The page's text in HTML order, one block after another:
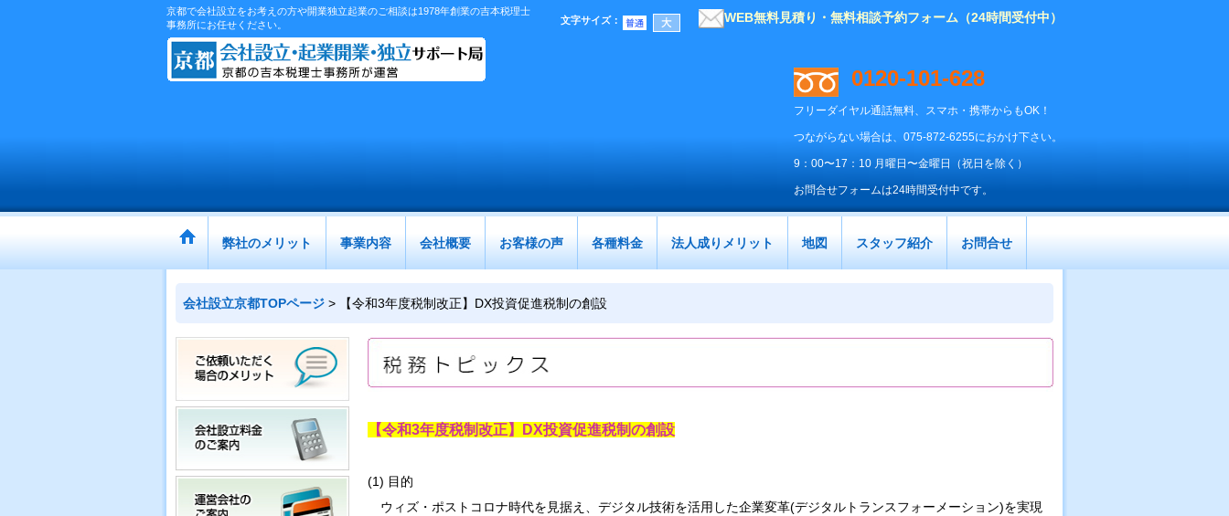
京都で会社設立をお考えの方や開業独立起業のご相談は1978年創業の吉本税理士
事務所にお任せください。
WEB無料見積り・無料相談予約フォーム（24時間受付中）
文字サイズ：
0120-101-628
フリーダイヤル通話無料、スマホ・携帯からもOK！
つながらない場合は、075-872-6255におかけ下さい。
9：00〜17：10 月曜日〜金曜日（祝日を除く）
お問合せフォームは24時間受付中です。
弊社のメリット 事業内容 会社概要 お客様の声 各種料金 法人成りメリット 地図 スタッフ紹介 お問合せ
会社設立京都TOPページ > 【令和3年度税制改正】DX投資促進税制の創設
【令和3年度税制改正】DX投資促進税制の創設
(1) 目的
ウィズ・ポストコロナ時代を見据え、デジタル技術を活用した企業変革(デジタルトランスフォーメーション)を実現